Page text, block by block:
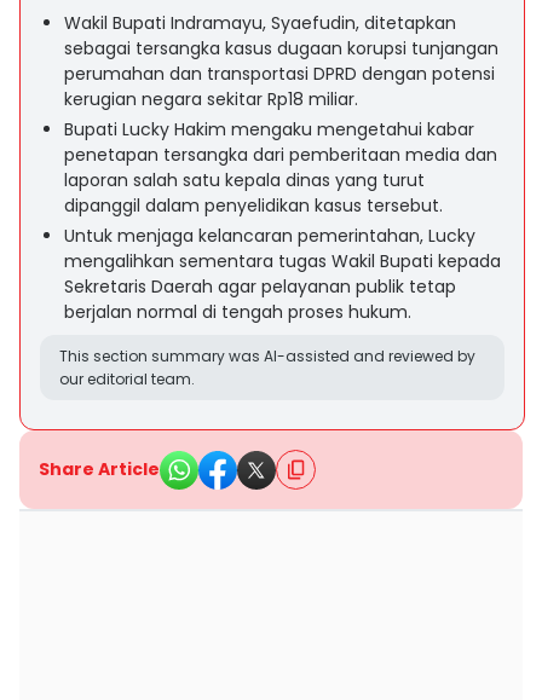
Wakil Bupati Indramayu, Syaefudin, ditetapkan
sebagai tersangka kasus dugaan korupsi tunjangan
perumahan dan transportasi DPRD dengan potensi
kerugian negara sekitar Rp18 miliar.
Bupati Lucky Hakim mengaku mengetahui kabar
penetapan tersangka dari pemberitaan media dan
laporan salah satu kepala dinas yang turut
dipanggil dalam penyelidikan kasus tersebut.
Untuk menjaga kelancaran pemerintahan, Lucky
mengalihkan sementara tugas Wakil Bupati kepada
Sekretaris Daerah agar pelayanan publik tetap
berjalan normal di tengah proses hukum.
This section summary was AI-assisted and reviewed by
our editorial team.
Share Article